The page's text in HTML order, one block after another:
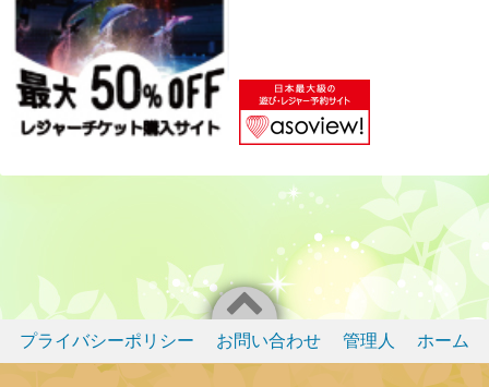
プライバシーポリシー お問い合わせ 管理人 ホーム